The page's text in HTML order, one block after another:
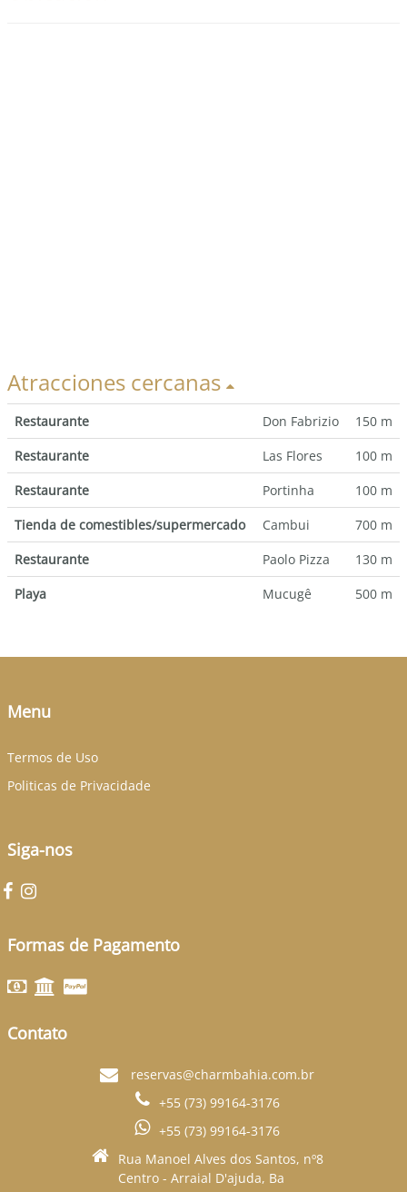
Atracciones cercanas
Restaurante Don Fabrizio
150 m
Restaurante
Las Flores
100 m
Restaurante
Portinha
100 m
Tienda de comestibles/supermercado
Cambui
700 m
Restaurante
Paolo Pizza
130 m
Playa
Mucugê 500 m
Menu
Termos de Uso
Politicas de Privacidade
Siga-nos
Formas de Pagamento
Contato
reservas@charmbahia.com.br
+55 (73) 99164-3176
+55 (73) 99164-3176
Rua Manoel Alves dos Santos, nº8
Centro - Arraial D'ajuda, Ba